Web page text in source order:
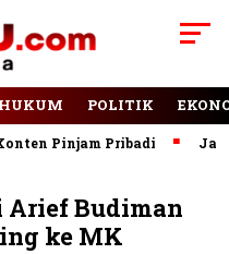
HUKUM POLITIK
Pinjam Pribadi Jalan
Arief Budiman
ke MK